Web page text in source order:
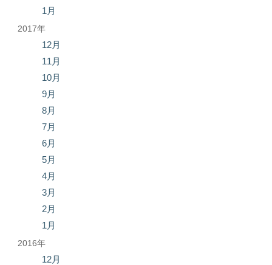
1月
2017年
12月
11月
10月
9月
8月
7月
6月
5月
4月
3月
2月
1月
2016年
12月